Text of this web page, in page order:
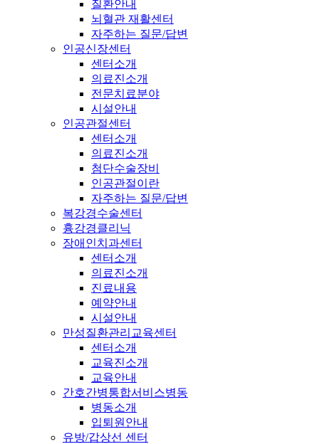
질환안내
뇌혈관 재활센터
자주하는 질문/답변
인공신장센터
센터소개
의료진소개
전문치료분야
시설안내
인공관절센터
센터소개
의료진소개
첨단수술장비
인공관절이란
자주하는 질문/답변
복강경수술센터
흉강경클리닉
장애인치과센터
센터소개
의료진소개
진료내용
예약안내
시설안내
만성질환관리교육센터
센터소개
교육진소개
교육안내
간호간병통합서비스병동
병동소개
입퇴원안내
유방/갑상선 센터